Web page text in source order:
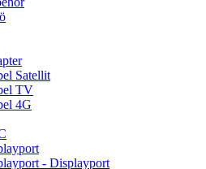
Satellit
TV
4G
- Displayport